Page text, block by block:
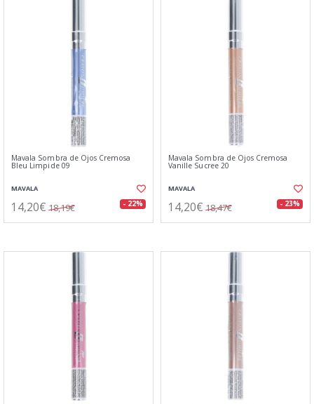
Mavala Sombra de Ojos Cremosa
Bleu Limpide 09
MAVALA
14,20€ 18,19€ - 22%
Mavala Sombra de Ojos Cremosa
Vanille Sucree 20
MAVALA
14,20€ 18,47€ - 23%